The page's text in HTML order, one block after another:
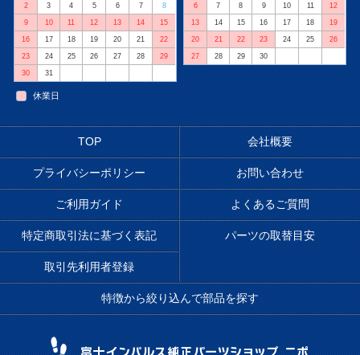
2 3 4 5 6 7 8
9 10 11 12 13 14 15
16 17 18 19 20 21 22
23 24 25 26 27 28 29
30 31
6 7 8 9 10 11 12
13 14 15 16 17 18 19
20 21 22 23 24 25 26
27 28 29 30
休業日
TOP 会社概要
プライバシーポリシー お問い合わせ
ご利用ガイド よくあるご質問
特定商取引法に基づく表記 パーツの取替目安
取引先利用者登録
特徴から絞り込んで部品を探す